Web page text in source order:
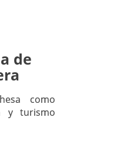
de
como
y turismo